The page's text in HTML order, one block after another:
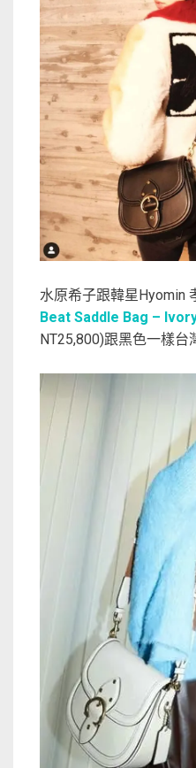
水原希子跟韓星Hyomin
Beat Saddle Bag –
NT25,800)跟黑色一樣台